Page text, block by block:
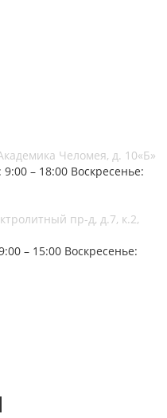
Челомея, д. 10«Б»
9:00 – 18:00 Воскресенье:
пр-д, д.7, к.2,
– 15:00 Воскресенье: